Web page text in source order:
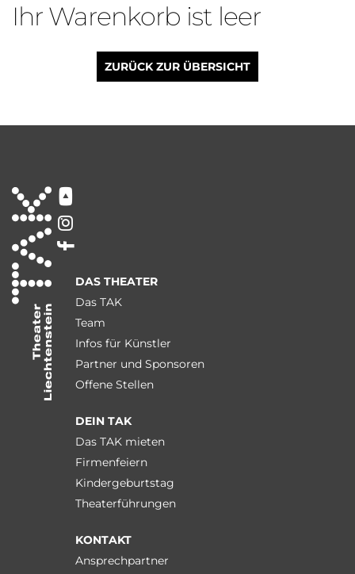
Ihr Warenkorb ist leer
ZURÜCK ZUR ÜBERSICHT
DAS THEATER
Das TAK
Team
Infos für Künstler
Partner und Sponsoren
Offene Stellen
DEIN TAK
Das TAK mieten
Firmenfeiern
Kindergeburtstag
Theaterführungen
KONTAKT
Ansprechpartner